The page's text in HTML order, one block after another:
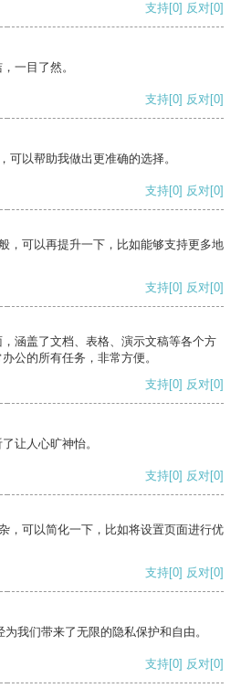
支持[0] 反对[0]
一目了然。
支持[0] 反对[0]
可以帮助我做出更准确的选择。
支持[0] 反对[0]
，可以再提升一下，比如能够支持更多地
支持[0] 反对[0]
涵盖了文档、表格、演示文稿等各个方
公的所有任务，非常方便。
支持[0] 反对[0]
让人心旷神怡。
支持[0] 反对[0]
，可以简化一下，比如将设置页面进行优
支持[0] 反对[0]
我们带来了无限的隐私保护和自由。
支持[0] 反对[0]